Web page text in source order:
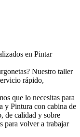
en Pintar
Nuestro taller
rápido,
que lo necesitas para
y Pintura con cabina de
de calidad y sobre
para volver a trabajar